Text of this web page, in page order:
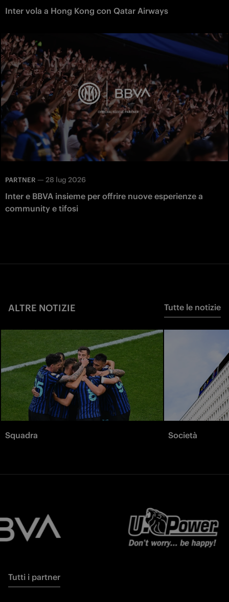
Inter vola a Hong Kong con Qatar Airways
PARTNER — 28 lug 2026
Inter e BBVA insieme per offrire nuove esperienze a
community e tifosi
ALTRE NOTIZIE Tutte le notizie
Squadra Società
Tutti i partner